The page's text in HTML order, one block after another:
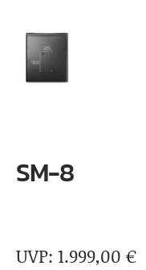
SM-8
1.999,00 €